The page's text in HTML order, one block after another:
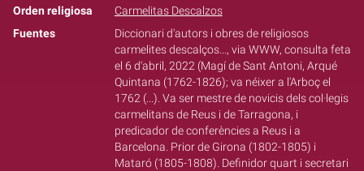
Orden religiosa
Carmelitas Descalzos
Fuentes
Diccionari d'autors i obres de religiosos
carmelites descalços..., via WWW, consulta feta
el 6 d'abril, 2022 (Magí de Sant Antoni, Arqué
Quintana (1762-1826); va néixer a l'Arboç el
1762 (...). Va ser mestre de novicis dels col·legis
carmelitans de Reus i de Tarragona, i
predicador de conferències a Reus i a
Barcelona. Prior de Girona (1802-1805) i
Mataró (1805-1808). Definidor quart i secretari